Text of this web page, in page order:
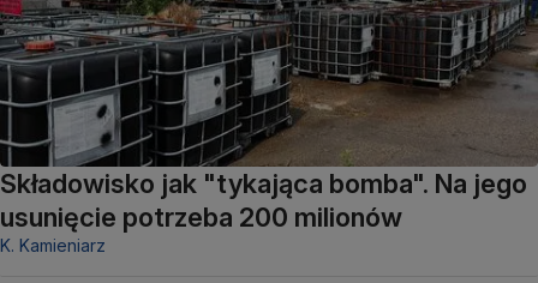
Składowisko jak "tykająca bomba". Na jego
usunięcie potrzeba 200 milionów
K. Kamieniarz